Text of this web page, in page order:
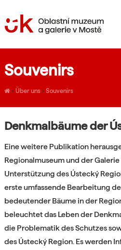
Souvenirs
› Über uns› Souvenirs
Denkmalbäume der
Eine weitere Publikation
Regionalmuseum und der
Unterstützung des Ústecký
erste umfassende Bearbeitung
bedeutender Bäume in der
beleuchtet das Leben der
die Problematik des Schutzes
des Ústecký Region. Es werden